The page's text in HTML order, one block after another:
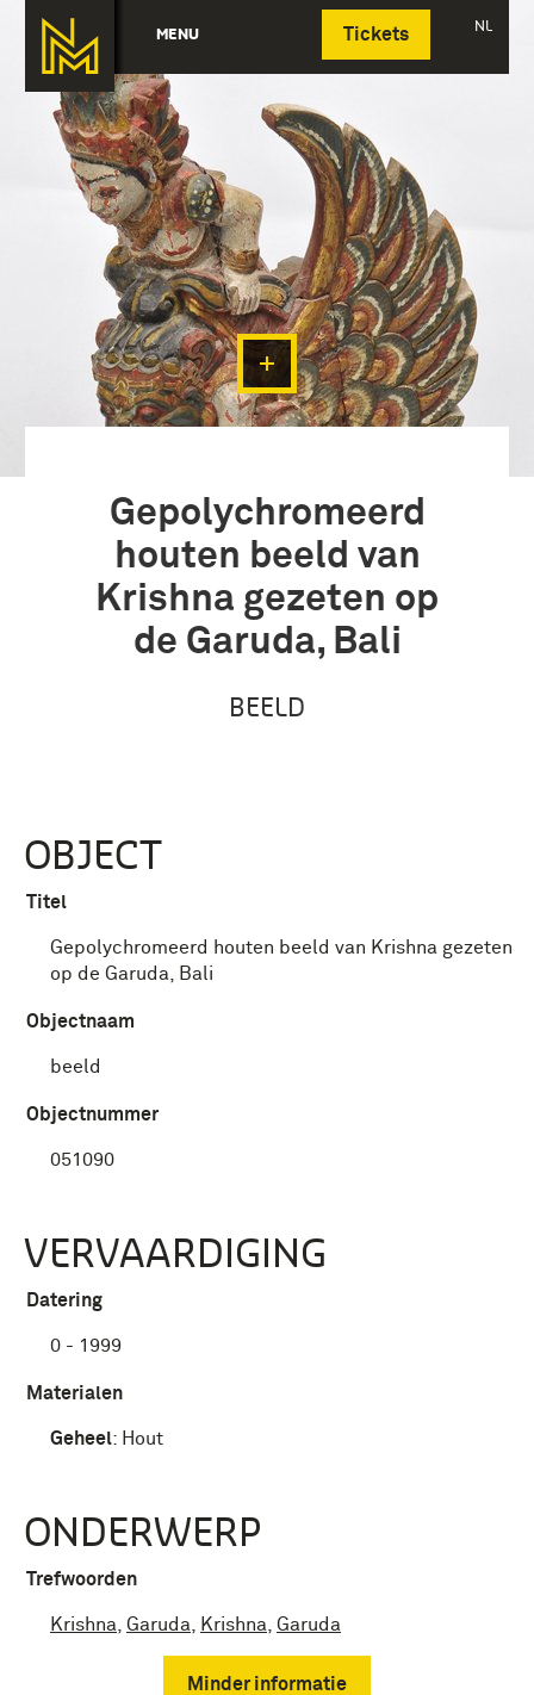
MENU Tickets NL
Deutsch
Gepolychromeerd
houten beeld van
Krishna gezeten op
de Garuda, Bali
BEELD
OBJECT
Titel
Gepolychromeerd houten beeld van Krishna gezeten
op de Garuda, Bali
Objectnaam
beeld
Objectnummer
051090
VERVAARDIGING
Datering
0 - 1999
Materialen
Geheel: Hout
ONDERWERP
Trefwoorden
Krishna Garuda Krishna Garuda
Minder informatie